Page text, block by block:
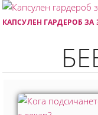
КАПСУЛЕН ГАРДЕРОБ